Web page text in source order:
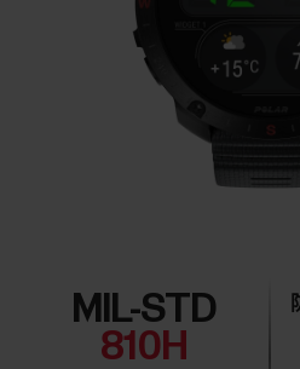
MIL-STD
810H